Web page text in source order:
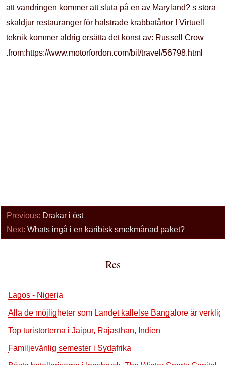
.from:https://www.motorfordon.com/bil/travel/56798.html
Previous: Drakar i öst
Next: Whats ingå i en karibisk smekmånad paket?
Res
Lagos - Nigeria
Alla de möjligheter som Landet kallelse Bangalore är
Top turistorterna i Jaipur, Rajasthan, Indien
Familjevänlig semester i Sydafrika